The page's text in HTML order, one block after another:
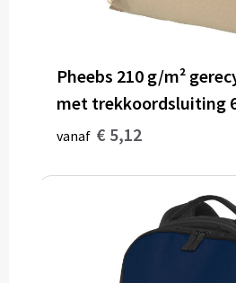
Pheebs 210 g/m²
met trekkoordsluiting
vanaf € 5,12